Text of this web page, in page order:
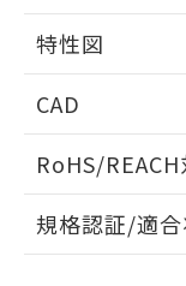
相互干渉
A: 200mm以上、B:
周囲金属の影響
特性図
検出物体の大きさ
CAD
ドすることが
RoHS/
EU RoHS 注意
規格認証/適
欄に対応日
既に当社
り、2022
す。